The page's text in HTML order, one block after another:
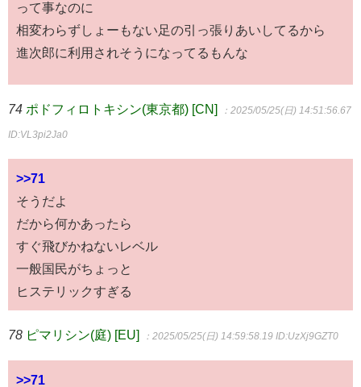
って事なのに
相変わらずしょーもない足の引っ張りあいしてるから
進次郎に利用されそうになってるもんな
74 ポドフィロトキシン(東京都) [CN] ：2025/05/25(日) 14:51:56.67
ID:VL3pi2Ja0
>>71
そうだよ
だから何かあったら
すぐ飛びかねないレベル
一般国民がちょっと
ヒステリックすぎる
78 ピマリシン(庭) [EU] ：2025/05/25(日) 14:59:58.19 ID:UzXj9GZT0
>>71